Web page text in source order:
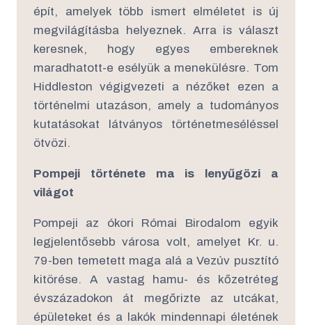
épít, amelyek több ismert elméletet is új
megvilágításba helyeznek. Arra is választ
keresnek, hogy egyes embereknek
maradhatott-e esélyük a menekülésre. Tom
Hiddleston végigvezeti a nézőket ezen a
történelmi utazáson, amely a tudományos
kutatásokat látványos történetmeséléssel
ötvözi.
Pompeji története ma is lenyűgözi a
világot
Pompeji az ókori Római Birodalom egyik
legjelentősebb városa volt, amelyet Kr. u.
79-ben temetett maga alá a Vezúv pusztító
kitörése. A vastag hamu- és kőzetréteg
évszázadokon át megőrizte az utcákat,
épületeket és a lakók mindennapi életének